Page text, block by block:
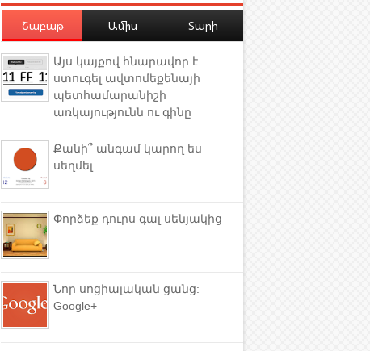
Շաբաթ Ամիս Տարի
Այս կայքով հնարավոր է
ստուգել ավտոմեքենայի
պետհամարանիշի
առկայությունն ու գինը
Քանի՞ անգամ կարող ես
սեղմել
Փորձեք դուրս գալ սենյակից
Նոր սոցիալական ցանց:
Google+